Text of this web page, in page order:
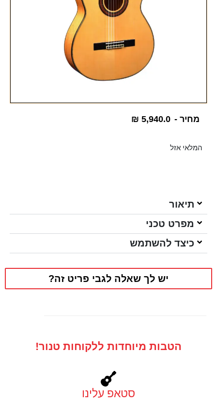
מחיר - ₪ 5,940.0
המלאי אזל
תיאור
מפרט טכני
כיצד להשתמש
יש לך שאלה לגבי פריט זה?
הטבות מיוחדות ללקוחות טנור!
סטאפ עלינו